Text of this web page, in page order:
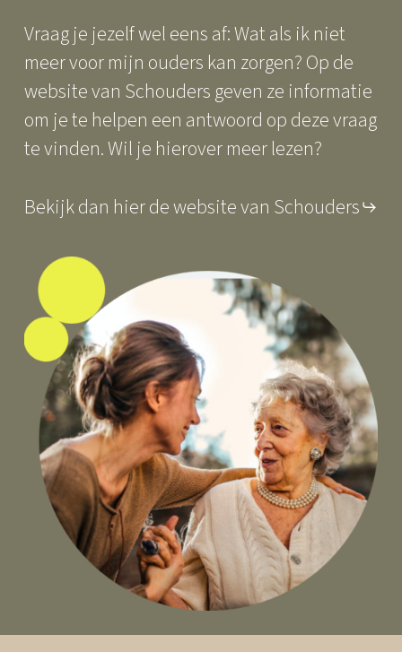
Vraag je jezelf wel eens af: Wat als ik niet
meer voor mijn ouders kan zorgen? Op de
website van Schouders geven ze informatie
om je te helpen een antwoord op deze vraag
te vinden. Wil je hierover meer lezen?
Bekijk dan hier de website van Schouders